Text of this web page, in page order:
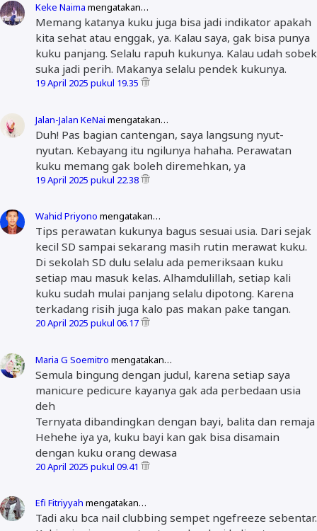
Keke Naima mengatakan…
Memang katanya kuku juga bisa jadi indikator apakah
kita sehat atau enggak, ya. Kalau saya, gak bisa punya
kuku panjang. Selalu rapuh kukunya. Kalau udah sobek
suka jadi perih. Makanya selalu pendek kukunya.
19 April 2025 pukul 19.35
Jalan-Jalan KeNai mengatakan…
Duh! Pas bagian cantengan, saya langsung nyut-
nyutan. Kebayang itu ngilunya hahaha. Perawatan
kuku memang gak boleh diremehkan, ya
19 April 2025 pukul 22.38
Wahid Priyono mengatakan…
Tips perawatan kukunya bagus sesuai usia. Dari sejak
kecil SD sampai sekarang masih rutin merawat kuku.
Di sekolah SD dulu selalu ada pemeriksaan kuku
setiap mau masuk kelas. Alhamdulillah, setiap kali
kuku sudah mulai panjang selalu dipotong. Karena
terkadang risih juga kalo pas makan pake tangan.
20 April 2025 pukul 06.17
Maria G Soemitro mengatakan…
Semula bingung dengan judul, karena setiap saya
manicure pedicure kayanya gak ada perbedaan usia
deh
Ternyata dibandingkan dengan bayi, balita dan remaja
Hehehe iya ya, kuku bayi kan gak bisa disamain
dengan kuku orang dewasa
20 April 2025 pukul 09.41
Efi Fitriyyah mengatakan…
Tadi aku bca nail clubbing sempet ngefreeze sebentar.